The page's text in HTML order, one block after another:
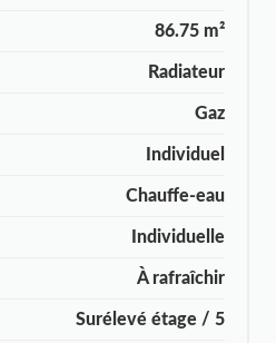
86.75 m²
Radiateur
Gaz
Individuel
Chauffe-eau
Individuelle
À rafraîchir
Surélevé étage / 5